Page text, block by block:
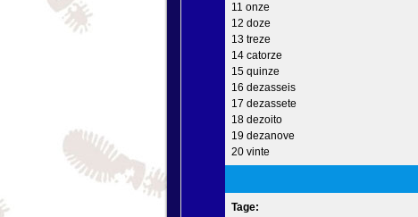
11 onze
12 doze
13 treze
14 catorze
15 quinze
16 dezasseis
17 dezassete
18 dezoito
19 dezanove
20 vinte
Tage: